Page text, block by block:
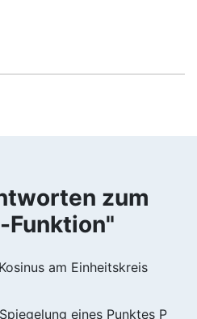
zum
Funktion"
am Einheitskreis
eines Punktes P